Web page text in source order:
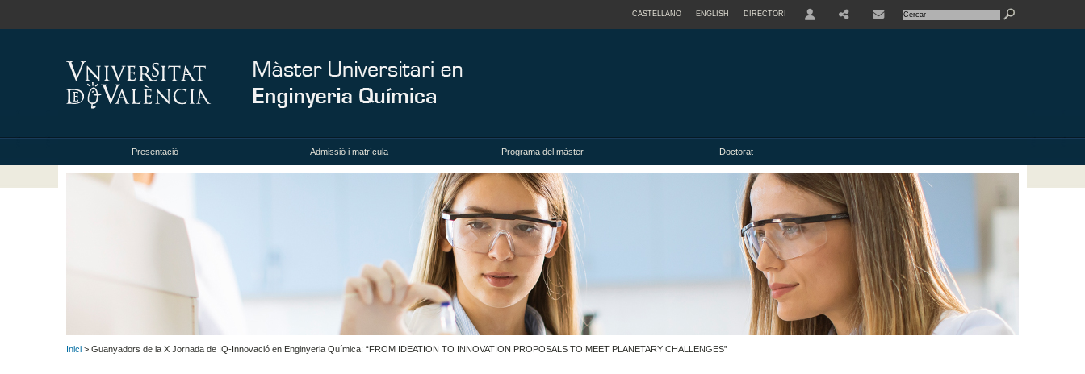
CASTELLANO ENGLISH DIRECTORI
Presentació Admissió i matrícula Programa del màster Doctorat
Inici > Guanyadors de la X Jornada de IQ-Innovació en Enginyeria Química: “FROM IDEATION TO INNOVATION PROPOSALS TO MEET PLANETARY CHALLENGES”